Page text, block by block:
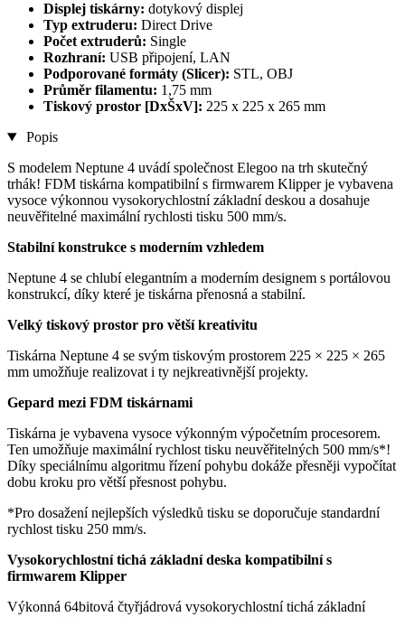
Displej tiskárny: dotykový displej
Typ extruderu: Direct Drive
Počet extruderů: Single
Rozhraní: USB připojení, LAN
Podporované formáty (Slicer): STL, OBJ
Průměr filamentu: 1,75 mm
Tiskový prostor [DxŠxV]: 225 x 225 x 265 mm
Popis
S modelem Neptune 4 uvádí společnost Elegoo na trh skutečný
trhák! FDM tiskárna kompatibilní s firmwarem Klipper je vybavena
vysoce výkonnou vysokorychlostní základní deskou a dosahuje
neuvěřitelné maximální rychlosti tisku 500 mm/s.
Stabilní konstrukce s moderním vzhledem
Neptune 4 se chlubí elegantním a moderním designem s portálovou
konstrukcí, díky které je tiskárna přenosná a stabilní.
Velký tiskový prostor pro větší kreativitu
Tiskárna Neptune 4 se svým tiskovým prostorem 225 × 225 × 265
mm umožňuje realizovat i ty nejkreativnější projekty.
Gepard mezi FDM tiskárnami
Tiskárna je vybavena vysoce výkonným výpočetním procesorem.
Ten umožňuje maximální rychlost tisku neuvěřitelných 500 mm/s*!
Díky speciálnímu algoritmu řízení pohybu dokáže přesněji vypočítat
dobu kroku pro větší přesnost pohybu.
*Pro dosažení nejlepších výsledků tisku se doporučuje standardní
rychlost tisku 250 mm/s.
Vysokorychlostní tichá základní deska kompatibilní s
firmwarem Klipper
Výkonná 64bitová čtyřjádrová vysokorychlostní tichá základní